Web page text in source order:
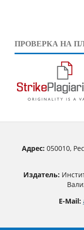
ПРОВЕРКА НА
Адрес:050010,
Издатель:
E-Mail: